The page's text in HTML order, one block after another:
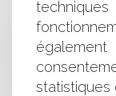
Les
sécurité des
hospitalier : pas
Ordonnance
sûretésstatistiques